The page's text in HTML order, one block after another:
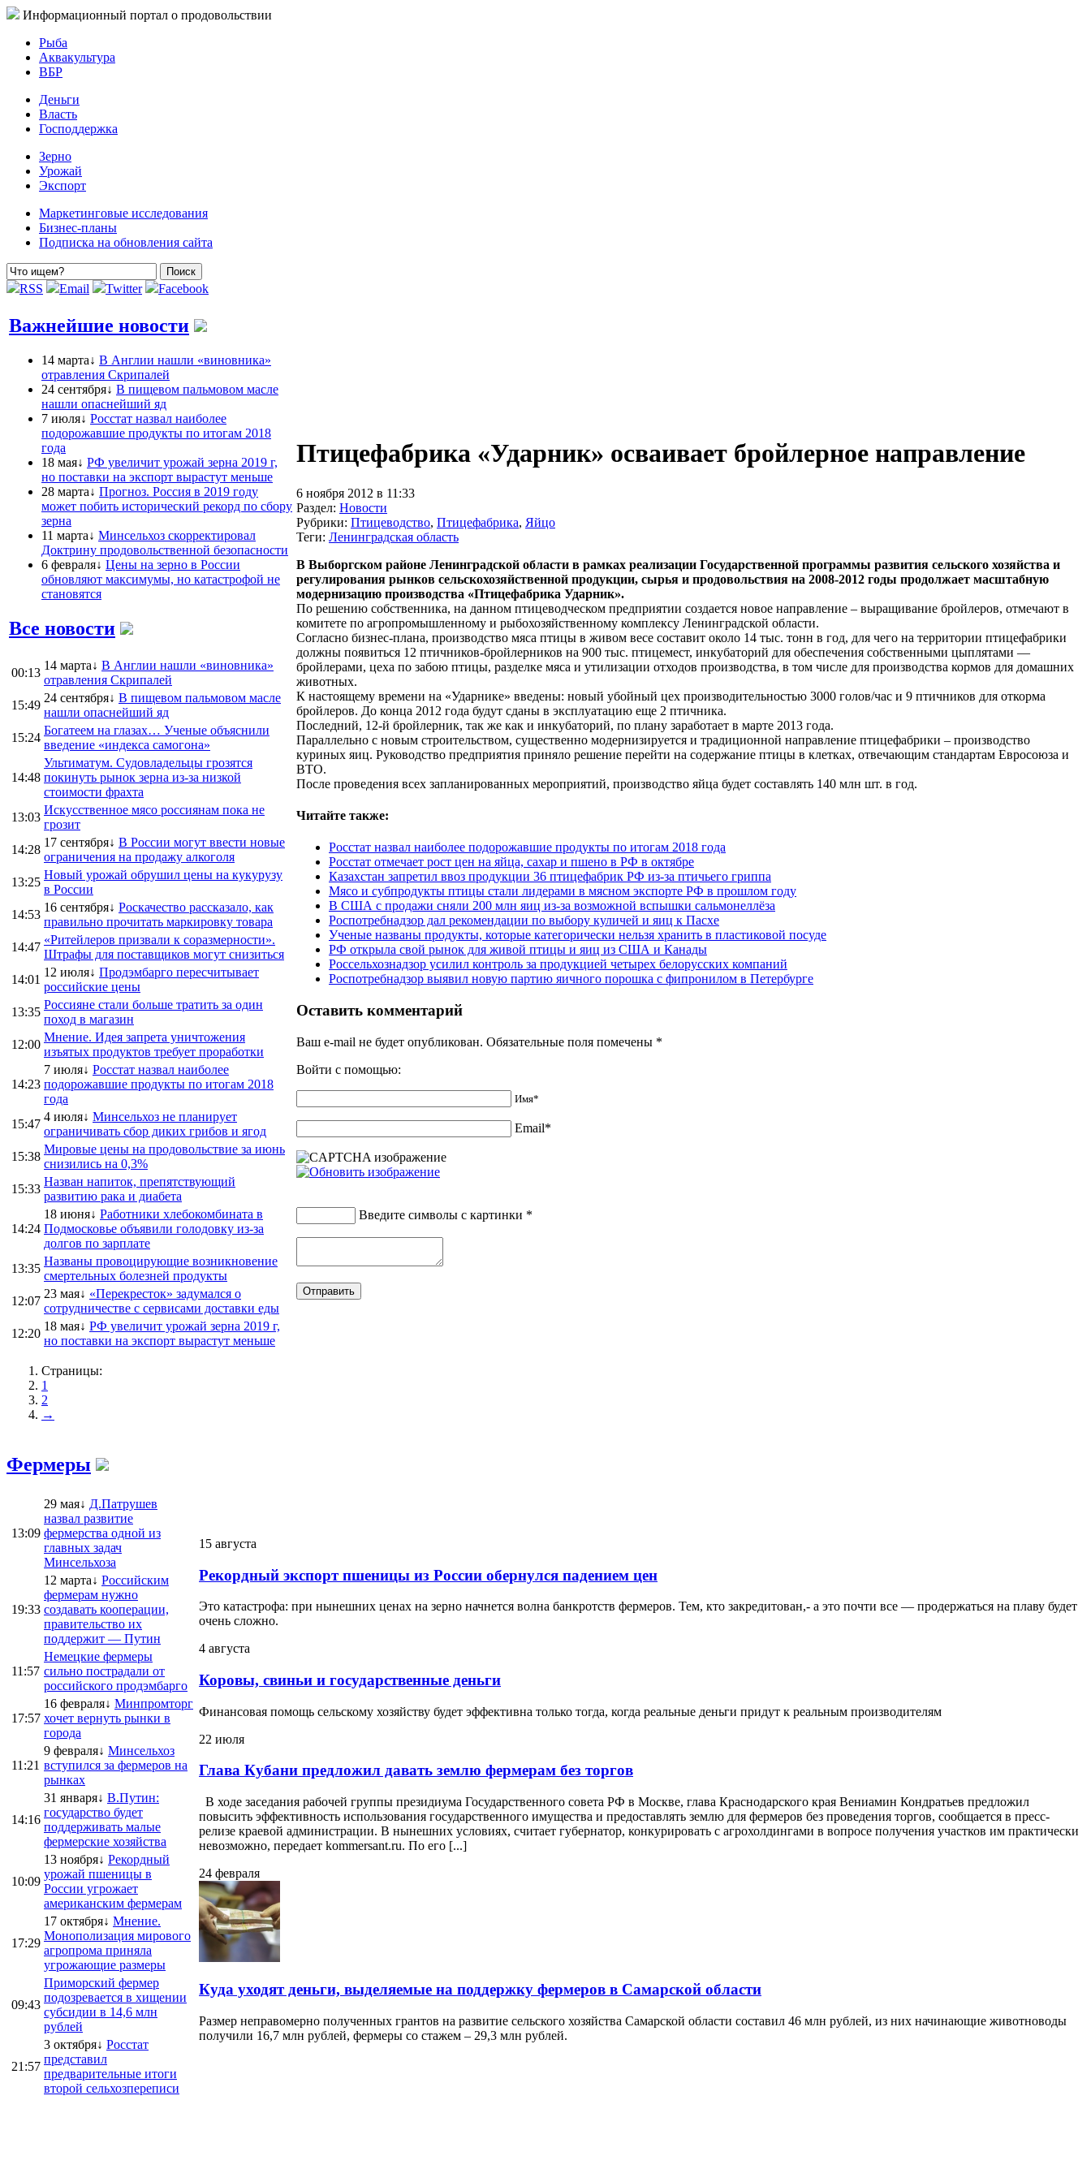
Информационный портал о продовольствии
Рыба
Аквакультура
ВБР
Деньги
Власть
Господдержка
Зерно
Урожай
Экспорт
Маркетинговые исследования
Бизнес-планы
Подписка на обновления сайта
RSS Email Twitter Facebook
Важнейшие новости
14 марта↓ В Англии нашли «виновника»
отравления Скрипалей
24 сентября↓ В пищевом пальмовом масле
нашли опаснейший яд
7 июля↓ Росстат назвал наиболее
подорожавшие продукты по итогам 2018
года
18 мая↓ РФ увеличит урожай зерна 2019 г,
но поставки на экспорт вырастут меньше
28 марта↓ Прогноз. Россия в 2019 году
может побить исторический рекорд по сбору
зерна
11 марта↓ Минсельхоз скорректировал
Доктрину продовольственной безопасности
6 февраля↓ Цены на зерно в России
обновляют максимумы, но катастрофой не
становятся
Все новости
00:13
14 марта↓ В Англии нашли «виновника»
отравления Скрипалей
15:49
24 сентября↓ В пищевом пальмовом масле
нашли опаснейший яд
15:24
Богатеем на глазах… Ученые объяснили
введение «индекса самогона»
14:48
Ультиматум. Судовладельцы грозятся
покинуть рынок зерна из-за низкой
стоимости фрахта
13:03
Искусственное мясо россиянам пока не
грозит
14:28
17 сентября↓ В России могут ввести новые
ограничения на продажу алкоголя
13:25
Новый урожай обрушил цены на кукурузу
в России
14:53
16 сентября↓ Роскачество рассказало, как
правильно прочитать маркировку товара
14:47
«Ритейлеров призвали к соразмерности».
Штрафы для поставщиков могут снизиться
14:01
12 июля↓ Продэмбарго пересчитывает
российские цены
13:35
Россияне стали больше тратить за один
поход в магазин
12:00
Мнение. Идея запрета уничтожения
изъятых продуктов требует проработки
14:23
7 июля↓ Росстат назвал наиболее
подорожавшие продукты по итогам 2018
года
15:47
4 июля↓ Минсельхоз не планирует
ограничивать сбор диких грибов и ягод
15:38
Мировые цены на продовольствие за июнь
снизились на 0,3%
15:33
Назван напиток, препятствующий
развитию рака и диабета
14:24
18 июня↓ Работники хлебокомбината в
Подмосковье объявили голодовку из-за
долгов по зарплате
13:35
Названы провоцирующие возникновение
смертельных болезней продукты
12:07
23 мая↓ «Перекресток» задумался о
сотрудничестве с сервисами доставки еды
12:20
18 мая↓ РФ увеличит урожай зерна 2019 г,
но поставки на экспорт вырастут меньше
Страницы:
1
2
→
Птицефабрика «Ударник» осваивает бройлерное направление
6 ноября 2012 в 11:33
Раздел: Новости
Рубрики: Птицеводство, Птицефабрика, Яйцо
Теги: Ленинградская область
В Выборгском районе Ленинградской области в рамках реализации Государственной программы развития сельского хозяйства и
регулирования рынков сельскохозяйственной продукции, сырья и продовольствия на 2008-2012 годы продолжает масштабную
модернизацию производства «Птицефабрика Ударник».
По решению собственника, на данном птицеводческом предприятии создается новое направление – выращивание бройлеров, отмечают в
комитете по агропромышленному и рыбохозяйственному комплексу Ленинградской области.
Согласно бизнес-плана, производство мяса птицы в живом весе составит около 14 тыс. тонн в год, для чего на территории птицефабрики
должны появиться 12 птичников-бройлерников на 900 тыс. птицемест, инкубаторий для обеспечения собственными цыплятами —
бройлерами, цеха по забою птицы, разделке мяса и утилизации отходов производства, в том числе для производства кормов для домашних
животных.
К настоящему времени на «Ударнике» введены: новый убойный цех производительностью 3000 голов/час и 9 птичников для откорма
бройлеров. До конца 2012 года будут сданы в эксплуатацию еще 2 птичника.
Последний, 12-й бройлерник, так же как и инкубаторий, по плану заработает в марте 2013 года.
Параллельно с новым строительством, существенно модернизируется и традиционной направление птицефабрики – производство
куриных яиц. Руководство предприятия приняло решение перейти на содержание птицы в клетках, отвечающим стандартам Евросоюза и
ВТО.
После проведения всех запланированных мероприятий, производство яйца будет составлять 140 млн шт. в год.
Читайте также:
Росстат назвал наиболее подорожавшие продукты по итогам 2018 года
Росстат отмечает рост цен на яйца, сахар и пшено в РФ в октябре
Казахстан запретил ввоз продукции 36 птицефабрик РФ из-за птичьего гриппа
Мясо и субпродукты птицы стали лидерами в мясном экспорте РФ в прошлом году
В США с продажи сняли 200 млн яиц из-за возможной вспышки сальмонеллёза
Роспотребнадзор дал рекомендации по выбору куличей и яиц к Пасхе
Ученые названы продукты, которые категорически нельзя хранить в пластиковой посуде
РФ открыла свой рынок для живой птицы и яиц из США и Канады
Россельхознадзор усилил контроль за продукцией четырех белорусских компаний
Роспотребнадзор выявил новую партию яичного порошка с фипронилом в Петербурге
Оставить комментарий
Ваш e-mail не будет опубликован. Обязательные поля помечены *
Войти с помощью:
Имя*
Email*
Введите символы с картинки *
Фермеры
13:09
29 мая↓ Д.Патрушев
назвал развитие
фермерства одной из
главных задач
Минсельхоза
19:33
12 марта↓ Российским
фермерам нужно
создавать кооперации,
правительство их
поддержит — Путин
11:57
Немецкие фермеры
сильно пострадали от
российского продэмбарго
17:57
16 февраля↓ Минпромторг
хочет вернуть рынки в
города
11:21
9 февраля↓ Минсельхоз
вступился за фермеров на
рынках
14:16
31 января↓ В.Путин:
государство будет
поддерживать малые
фермерские хозяйства
10:09
13 ноября↓ Рекордный
урожай пшеницы в
России угрожает
американским фермерам
17:29
17 октября↓ Мнение.
Монополизация мирового
агропрома приняла
угрожающие размеры
09:43
Приморский фермер
подозревается в хищении
субсидии в 14,6 млн
рублей
21:57
3 октября↓ Росстат
представил
предварительные итоги
второй сельхозпереписи
15 августа
Рекордный экспорт пшеницы из России обернулся падением цен
Это катастрофа: при нынешних ценах на зерно начнется волна банкротств фермеров. Тем, кто закредитован,- а это почти все — продержаться на плаву будет
очень сложно.
4 августа
Коровы, свиньи и государственные деньги
Финансовая помощь сельскому хозяйству будет эффективна только тогда, когда реальные деньги придут к реальным производителям
22 июля
Глава Кубани предложил давать землю фермерам без торгов
В ходе заседания рабочей группы президиума Государственного совета РФ в Москве, глава Краснодарского края Вениамин Кондратьев предложил
повысить эффективность использования государственного имущества и предоставлять землю для фермеров без проведения торгов, сообщается в пресс-
релизе краевой администрации. В нынешних условиях, считает губернатор, конкурировать с агрохолдингами в вопросе получения участков им практически
невозможно, передает kommersant.ru. По его [...]
24 февраля
Куда уходят деньги, выделяемые на поддержку фермеров в Самарской области
Размер неправомерно полученных грантов на развитие сельского хозяйства Самарской области составил 46 млн рублей, из них начинающие животноводы
получили 16,7 млн рублей, фермеры со стажем – 29,3 млн рублей.